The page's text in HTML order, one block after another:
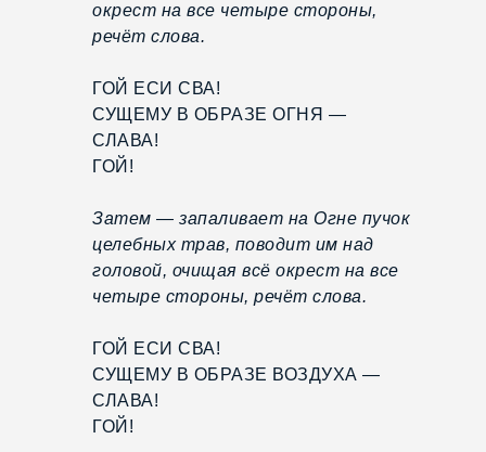
окрест на все четыре стороны,
речёт слова.
ГОЙ ЕСИ СВА!
СУЩЕМУ В ОБРАЗЕ ОГНЯ —
СЛАВА!
ГОЙ!
Затем — запаливает на Огне пучок
целебных трав, поводит им над
головой, очищая всё окрест на все
четыре стороны, речёт слова.
ГОЙ ЕСИ СВА!
СУЩЕМУ В ОБРАЗЕ ВОЗДУХА —
СЛАВА!
ГОЙ!